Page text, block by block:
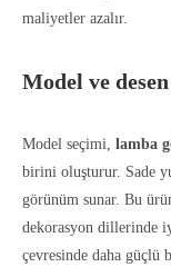
maliyetler azalır.
Model ve
Model seçimi, lamba
birini oluşturur. Sade
görünüm sunar. Bu
dekorasyon dillerinde
çevresinde daha güçlü